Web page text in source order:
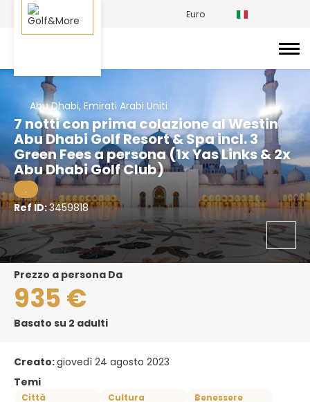
Euro
Abu Dhabi, Emirati Arabi Uniti
7 notti con prima colazione al Westin
Abu Dhabi Golf Resort & Spa incl. 3
Green Fees a persona (1x Yas Links & 2x
Abu Dhabi Golf Club)
.
Ref ID:3459818
prezzo a persona Da
935 €
Basato su 2 adulti
Creato:giovedì 24 agosto 2023
Temi
Città Cultura
Benessere